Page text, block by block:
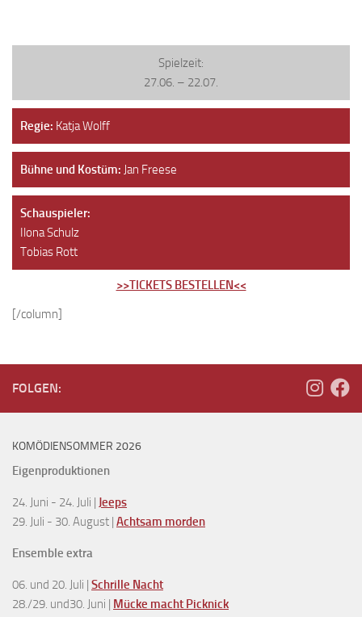
Spielzeit:
27.06. – 22.07.
Regie: Katja Wolff
Bühne und Kostüm: Jan Freese
Schauspieler:
Ilona Schulz
Tobias Rott
>>TICKETS BESTELLEN<<
[/column]
FOLGEN:
KOMÖDIENSOMMER 2026
Eigenproduktionen
24. Juni - 24. Juli | Jeeps
29. Juli - 30. August | Achtsam morden
Ensemble extra
06. und 20. Juli | Schrille Nacht
28./29. und30. Juni | Mücke macht Picknick